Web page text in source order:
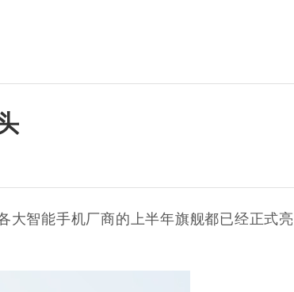
大智能手机厂商的上半年旗舰都已经正式亮